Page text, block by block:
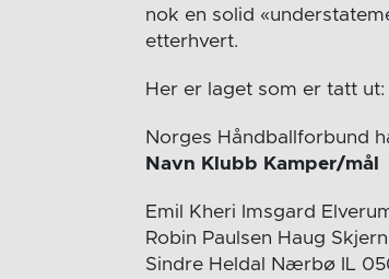
nok en solid
etterhvert.
Her er laget som er tatt ut:
Norges Håndballforbund
Navn Klubb Kamper/mål
Emil Kheri Imsgard
Robin Paulsen Haug
Sindre Heldal Nærbø IL